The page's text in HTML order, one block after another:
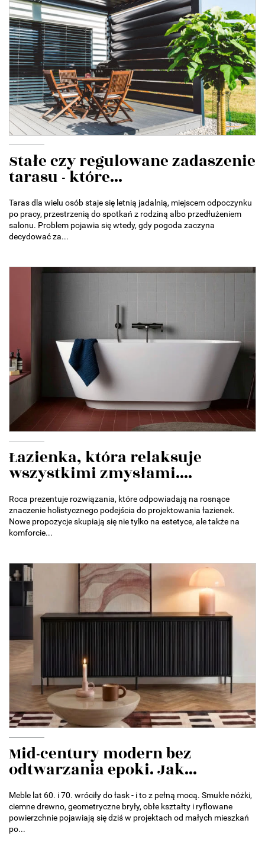
Stałe czy regulowane zadaszenie
tarasu - które...
Taras dla wielu osób staje się letnią jadalnią, miejscem odpoczynku
po pracy, przestrzenią do spotkań z rodziną albo przedłużeniem
salonu. Problem pojawia się wtedy, gdy pogoda zaczyna
decydować za...
Łazienka, która relaksuje
wszystkimi zmysłami....
Roca prezentuje rozwiązania, które odpowiadają na rosnące
znaczenie holistycznego podejścia do projektowania łazienek.
Nowe propozycje skupiają się nie tylko na estetyce, ale także na
komforcie...
Mid-century modern bez
odtwarzania epoki. Jak...
Meble lat 60. i 70. wróciły do łask - i to z pełną mocą. Smukłe nóżki,
ciemne drewno, geometryczne bryły, obłe kształty i ryflowane
powierzchnie pojawiają się dziś w projektach od małych mieszkań
po...